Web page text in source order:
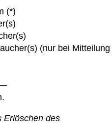
(*)
(nur bei Mitteilung
Erlöschen des